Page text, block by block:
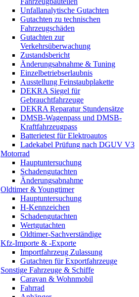
Unfallanalytische Gutachten
Gutachten zu technischen
Fahrzeugschäden
Gutachten zur
Verkehrsüberwachung
Zustandsbericht
Änderungsabnahme & Tuning
Einzelbetriebserlaubnis
Ausstellung Feinstaubplakette
DEKRA Siegel für
Gebrauchtfahrzeuge
DEKRA Reparatur Stundensätze
DMSB-Wagenpass und DMSB-
Kraftfahrzeugpass
Batterietest für Elektroautos
Ladekabel Prüfung nach DGUV V3
Motorrad
Hauptuntersuchung
Schadengutachten
Änderungsabnahme
Oldtimer & Youngtimer
Hauptuntersuchung
H-Kennzeichen
Schadengutachten
Wertgutachten
Oldtimer-Sachverständige
Kfz-Importe & -Exporte
Importfahrzeug Zulassung
Gutachten für Exportfahrzeuge
Sonstige Fahrzeuge & Schiffe
Caravan & Wohnmobil
Fahrrad